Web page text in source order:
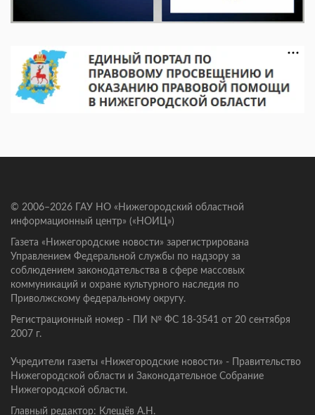
© 2006–2026 ГАУ НО «Нижегородский областной
информационный центр» («НОИЦ»)
Газета «Нижегородские новости» зарегистрирована
Управлением Федеральной службы по надзору за
соблюдением законодательства в сфере массовых
коммуникаций и охране культурного наследия по
Приволжскому федеральному округу.
Регистрационный номер - ПИ № ФС 18-3541 от 20 сентября
2007 г.
Учредители газеты «Нижегородские новости» - Правительство
Нижегородской области и Законодательное Собрание
Нижегородской области.
Главный редактор: Клещёв А.Н.